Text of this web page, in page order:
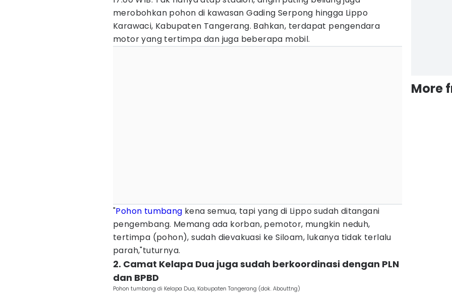
merobohkan pohon di kawasan Gading Serpong hingga Lippo
Karawaci, Kabupaten Tangerang. Bahkan, terdapat pengendara
motor yang tertimpa dan juga beberapa mobil.
"Pohon tumbang kena semua, tapi yang di Lippo sudah ditangani
pengembang. Memang ada korban, pemotor, mungkin neduh,
tertimpa (pohon), sudah dievakuasi ke Siloam, lukanya tidak terlalu
parah,"tuturnya.
2. Camat Kelapa Dua juga sudah berkoordinasi dengan PLN
dan BPBD
Pohon tumbang di Kelapa Dua, Kabupaten Tangerang (dok. Abouttng)
More